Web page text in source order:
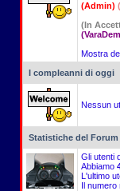
(Admin)
(In
Mostra
I compleanni di oggi
Nessun
Statistiche del Forum
Gli utenti
Abbiamo
L'ultimo
Il numero